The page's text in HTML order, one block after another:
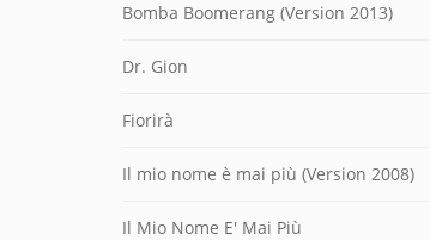
Bomba Boomerang (Version 2013)
Dr. Gion
Fiorirà
Il mio nome è mai più (Version 2008)
Il Mio Nome E' Mai Più